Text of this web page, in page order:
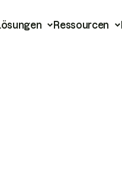
Lösungen Ressourcen